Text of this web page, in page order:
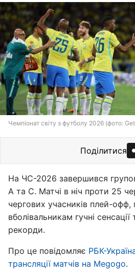
Чемпіонат світу з футболу 2026 (фото:
Поділитися
На ЧС-2026 завершився
А та С. Матчі в ніч проти 25
чергових учасників плей-
вболівальникам гучні сенсації
рекорди.
Про це повідомляє РБК-
трансляції матчів на Megogo.